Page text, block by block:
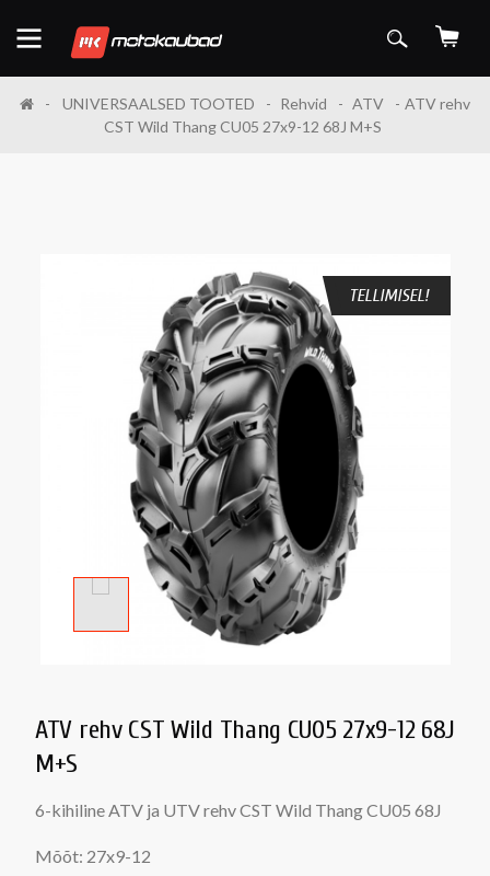
UNIVERSAALSED TOOTED Rehvid ATV
ATV rehv
CST Wild Thang CU05 27x9-12 68J M+S
TELLIMISEL!
ATV rehv CST Wild Thang CU05 27x9-12 68J
M+S
6-kihiline ATV ja UTV rehv CST Wild Thang CU05 68J
Mõõt: 27x9-12